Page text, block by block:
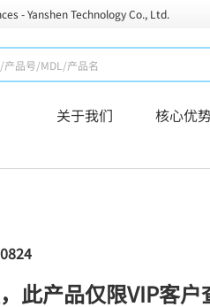
- Yanshen Technology Co., Ltd.
关于我们 核心优
此产品仅限VIP客户